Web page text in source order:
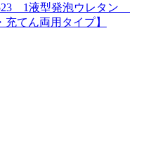
1液型発泡ウレタン
てん両用タイプ】